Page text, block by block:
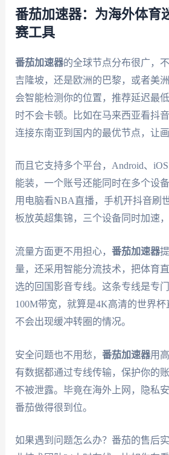
番茄加速器：为海外体育
赛工具
番茄加速器的全球节点分布很广，
吉隆坡，还是欧洲的巴黎，或者美
会智能检测你的位置，推荐延迟最
时不会卡顿。比如在马来西亚看抖
连接东南亚到国内的最优节点，让画
而且它支持多个平台，Android、
能装，一个账号还能同时在多个设
用电脑看NBA直播，手机开抖音刷
板放英超集锦，三个设备同时加速，
流量方面更不用担心， 番茄加速器
量，还采用智能分流技术，把体育
选的回国影音专线。这条专线是专
100M带宽，就算是4K高清的世界杯
不会出现缓冲转圈的情况。
安全问题也不用愁， 番茄加速器用
有数据都通过专线传输，保护你的
不被泄露。毕竟在海外上网，隐私
番茄做得很到位。
如果遇到问题怎么办？番茄的售后